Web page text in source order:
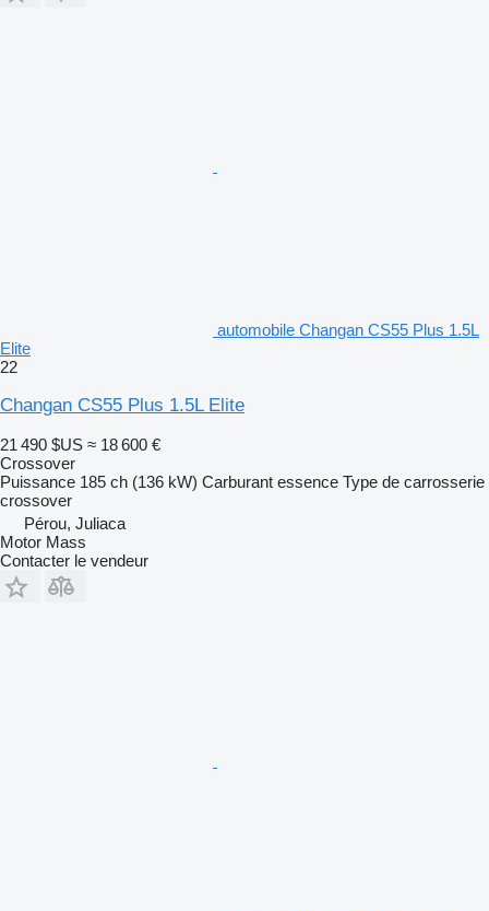
automobile Changan CS55 Plus 1.5L
Elite
22
Changan CS55 Plus 1.5L Elite
21 490 $US ≈ 18 600 €
Crossover
Puissance 185 ch (136 kW) Carburant essence Type de carrosserie
crossover
Pérou, Juliaca
Motor Mass
Contacter le vendeur